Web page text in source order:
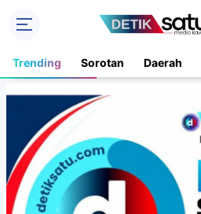
Trending Sorotan Daerah